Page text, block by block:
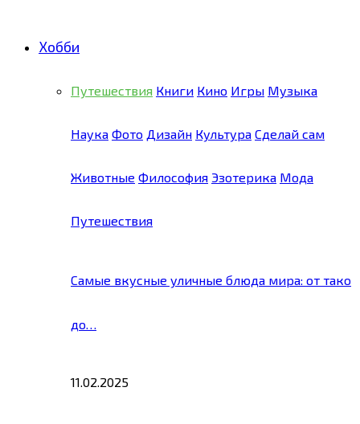
Хобби
Путешествия Книги Кино Игры Музыка
Наука Фото Дизайн Культура Сделай сам
Животные Философия Эзотерика Мода
Путешествия
Самые вкусные уличные блюда мира: от тако
до…
11.02.2025